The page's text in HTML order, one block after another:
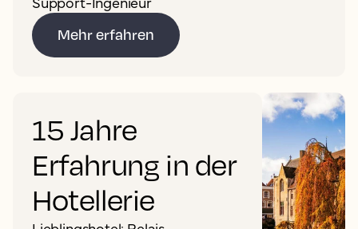
Mehr erfahren
15 Jahre
Erfahrung in der
Hotellerie